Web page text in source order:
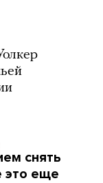
снять
это еще